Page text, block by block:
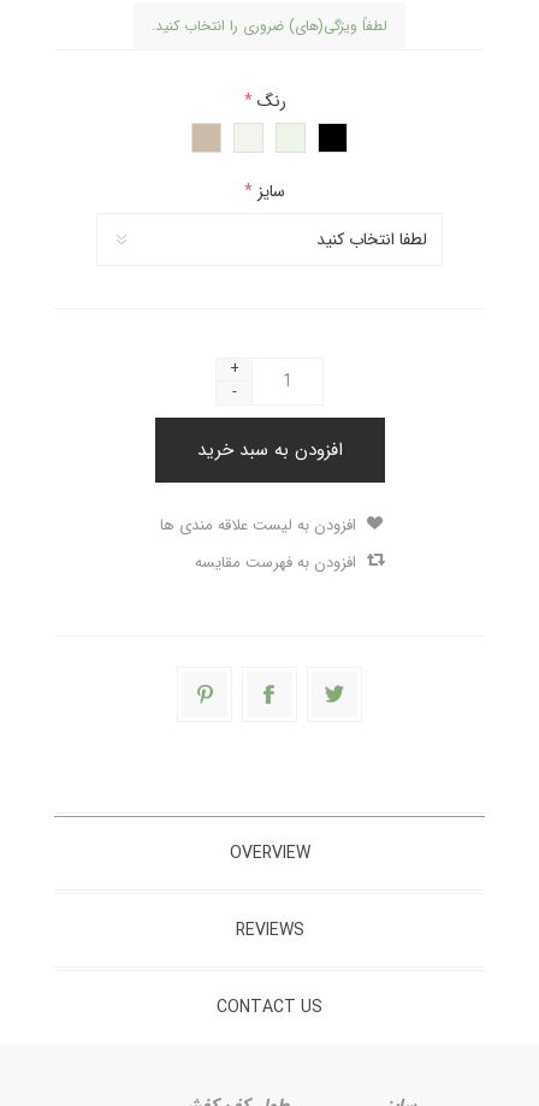
لطفاً ویژگی(های) ضروری را انتخاب کنید.
رنگ*
سایز *
+
-
افزودن به سبد خرید
افزودن به لیست علاقه مندی ها
افزودن به فهرست مقایسه
OVERVIEW
REVIEWS
CONTACT US